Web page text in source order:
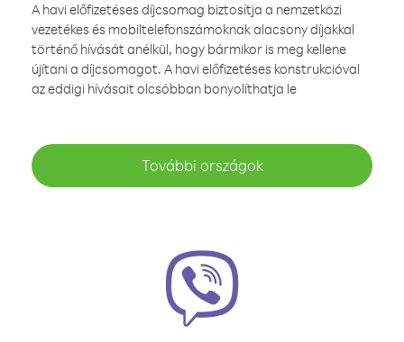
A havi előfizetéses díjcsomag biztosítja a nemzetközi
vezetékes és mobiltelefonszámoknak alacsony díjakkal
történő hívását anélkül, hogy bármikor is meg kellene
újítani a díjcsomagot. A havi előfizetéses konstrukcióval
az eddigi hívásait olcsóbban bonyolíthatja le
További országok